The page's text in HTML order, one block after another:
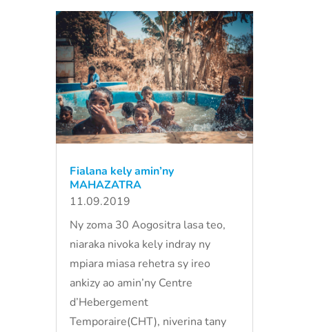
Fialana kely amin’ny
MAHAZATRA
11.09.2019
Ny zoma 30 Aogositra lasa teo,
niaraka nivoka kely indray ny
mpiara miasa rehetra sy ireo
ankizy ao amin’ny Centre
d’Hebergement
Temporaire(CHT), niverina tany